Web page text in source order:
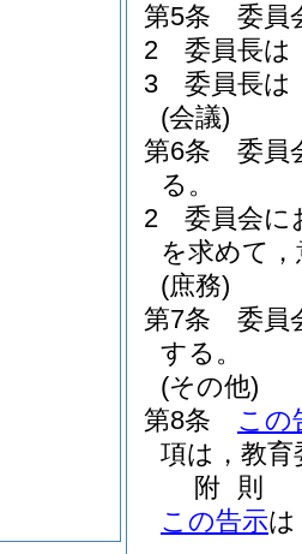
第5条
委員
2
委員長は
3
委員長は
(会議)
第6条
委員
る。
2
委員会に
を求めて
(庶務)
第7条
委員
する。
(その他)
第8条
この
項は，教
附 則
この告示は